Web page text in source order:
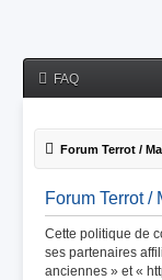
FAQ
Forum Terrot /
Forum Terrot
Cette politique de
ses partenaires
anciennes » et «